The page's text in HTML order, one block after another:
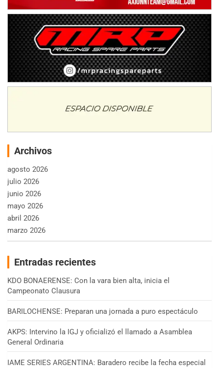
Archivos
agosto 2026
julio 2026
junio 2026
mayo 2026
abril 2026
marzo 2026
Entradas recientes
KDO BONAERENSE: Con la vara bien alta, inicia el
Campeonato Clausura
BARILOCHENSE: Preparan una jornada a puro espectáculo
AKPS: Intervino la IGJ y oficializó el llamado a Asamblea
General Ordinaria
IAME SERIES ARGENTINA: Baradero recibe la fecha especial